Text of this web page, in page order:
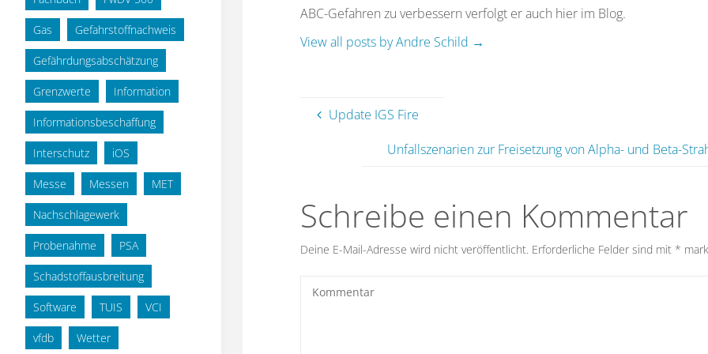
3. Darstellung auf Google Maps:
ABC-Gefahren zu verbessern verfolgt er auch hier im Blog.
View all posts by Andre Schild →
Update IGS Fire
Unfallszenarien zur Freisetzung von Alpha- und Beta-
Schreibe einen Kommentar
Deine E-Mail-Adresse wird nicht veröffentlicht. Erforderliche Felder sind mit *
Gas Gefahrstoffnachweis
Gefährdungsabschätzung
Grenzwerte Information
Informationsbeschaffung
Interschutz iOS
Messe Messen MET
Nachschlagewerk
Probenahme PSA
Schadstoffausbreitung
Software TUIS VCI
vfdb Wetter